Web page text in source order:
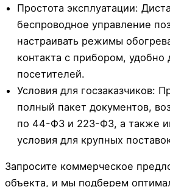
Простота эксплуатации:
беспроводное управление
настраивать режимы
контакта с прибором, удобно
посетителей.
Условия для госзаказчиков:
полный пакет документов,
по 44-ФЗ и 223-ФЗ, а также
условия для крупных
Запросите коммерческое
объекта, и мы подберем